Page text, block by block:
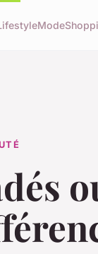
Mode